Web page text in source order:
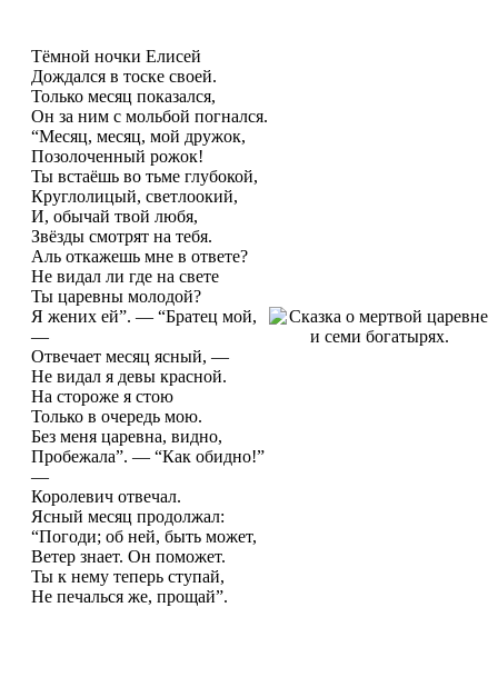
Тёмной ночки Елисей
Дождался в тоске своей.
Только месяц показался,
Он за ним с мольбой погнался.
“Месяц, месяц, мой дружок,
Позолоченный рожок!
Ты встаёшь во тьме глубокой,
Круглолицый, светлоокий,
И, обычай твой любя,
Звёзды смотрят на тебя.
Аль откажешь мне в ответе?
Не видал ли где на свете
Ты царевны молодой?
Я жених ей”. — “Братец мой,
—
Отвечает месяц ясный, —
Не видал я девы красной.
На стороже я стою
Только в очередь мою.
Без меня царевна, видно,
Пробежала”. — “Как обидно!”
—
Королевич отвечал.
Ясный месяц продолжал:
“Погоди; об ней, быть может,
Ветер знает. Он поможет.
Ты к нему теперь ступай,
Не печалься же, прощай”.